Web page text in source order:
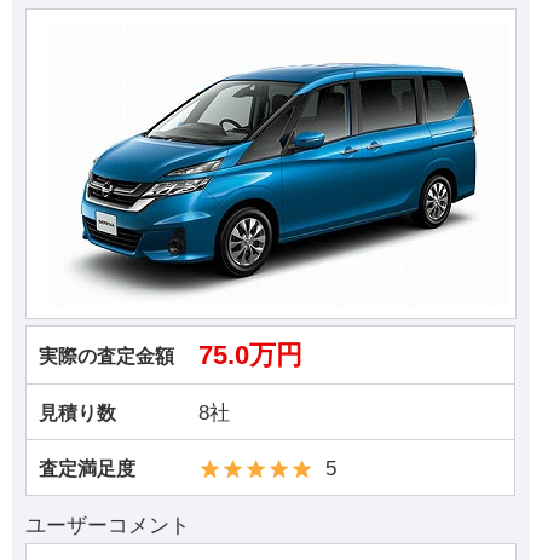
実際の査定金額 75.0万円
見積り数 8社
査定満足度 5
ユーザーコメント